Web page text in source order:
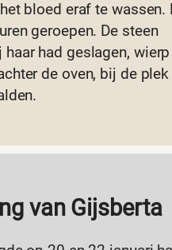
bloed eraf te wassen.
geroepen. De steen
haar had geslagen,
de oven, bij de plek
van Gijsberta